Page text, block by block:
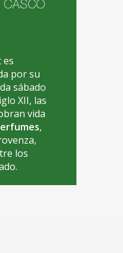
CASCO
es
por su
sábado
XII, las
vida
,
los